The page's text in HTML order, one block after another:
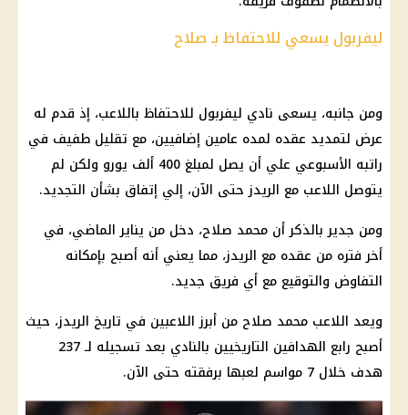
ليفربوليسعي للاحتفاظ بـ صلاح
ومن جانبه، يسعى نادي ليفربول للاحتفاظ باللاعب، إذ قدم له
عرض لتمديد عقده لمده عامين إضافيين، مع تقليل طفيف في
راتبه الأسبوعي علي أن يصل لمبلغ 400 ألف يورو ولكن لم
يتوصل اللاعب مع الريدز حتى الآن، إلي إتفاق بشأن التجديد.
ومن جدير بالذكر أن محمد صلاح، دخل من يناير الماضي، في
أخر فتره من عقده مع الريدز، مما يعني أنه أصبح بإمكانه
التفاوض والتوقيع مع أي فريق جديد.
ويعد اللاعب محمد صلاح من أبرز اللاعبين في تاريخ الريدز، حيث
أصبح رابع الهدافين التاريخيين بالنادي بعد تسجيله لـ 237
هدف خلال 7 مواسم لعبها برفقته حتى الآن.